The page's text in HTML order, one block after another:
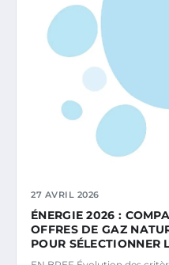
27 AVRIL 2026
ÉNERGIE 2026 :
OFFRES DE GAZ
POUR SÉLECTIONNER